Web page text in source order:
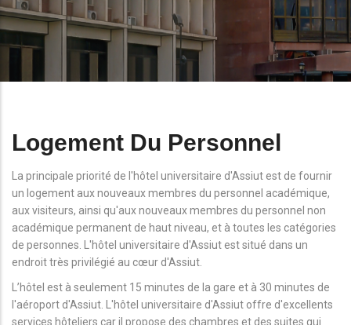
Logement Du Personnel
La principale priorité de l'hôtel universitaire d'Assiut est de fournir
un logement aux nouveaux membres du personnel académique,
aux visiteurs, ainsi qu'aux nouveaux membres du personnel non
académique permanent de haut niveau, et à toutes les catégories
de personnes. L'hôtel universitaire d'Assiut est situé dans un
endroit très privilégié au cœur d'Assiut.
L’hôtel est à seulement 15 minutes de la gare et à 30 minutes de
l'aéroport d'Assiut. L'hôtel universitaire d'Assiut offre d'excellents
services hôteliers car il propose des chambres et des suites qui